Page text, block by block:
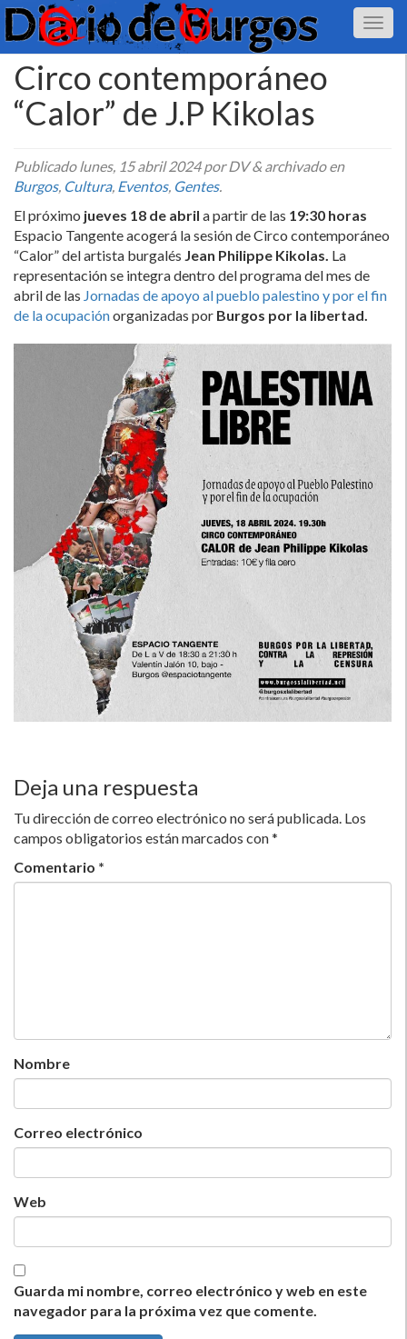
Circo contemporáneo
“Calor” de J.P Kikolas
Publicadolunes, 15 abril 2024por DV&archivado en
Burgos, Cultura, Eventos, Gentes.
El próximo jueves 18 de abril a partir de las 19:30 horas
Espacio Tangente acogerá la sesión de Circo contemporáneo
“Calor” del artista burgalés Jean Philippe Kikolas. La
representación se integra dentro del programa del mes de
abril de las Jornadas de apoyo al pueblo palestino y por el fin
de la ocupaciónorganizadas por Burgos por la libertad.
Deja una respuesta
Tu dirección de correo electrónico no será publicada. Los
campos obligatorios están marcados con*
Comentario *
Nombre
Correo electrónico
Web
Guarda mi nombre, correo electrónico y web en este
navegador para la próxima vez que comente.